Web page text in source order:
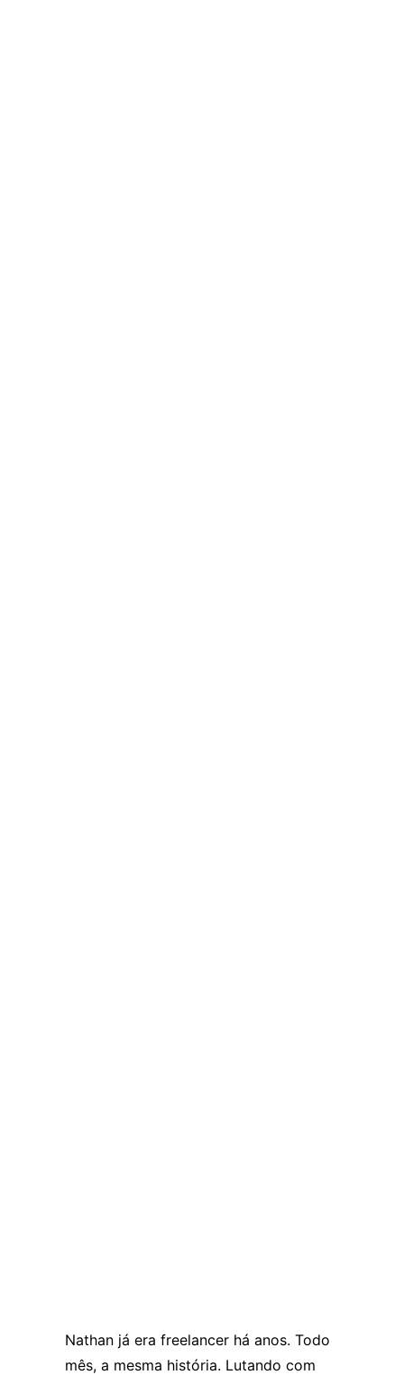
Nathan já era freelancer há anos. Todo
mês, a mesma história. Lutando com